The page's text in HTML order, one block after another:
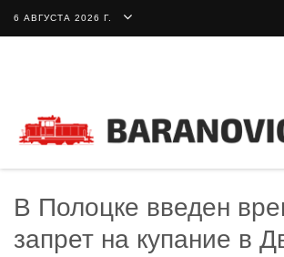
6 АВГУСТА 2026 Г.
В Полоцке введен
запрет на купание в